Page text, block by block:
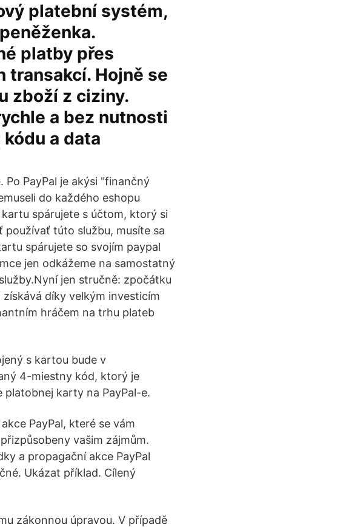
platební systém,
platby přes
transakcí. Hojně se
zboží z ciziny.
a bez nutnosti
a data
PayPal je akýsi "finančný
do každého eshopu
spárujete s účtom, ktorý si
túto službu, musíte sa
spárujete so svojím paypal
jen odkážeme na samostatný
jen stručně: zpočátku
díky velkým investicím
hráčem na trhu plateb
s kartou bude v
4-miestny kód, ktorý je
karty na PayPal-e.
PayPal, které se vám
vašim zájmům.
a propagační akce PayPal
Ukázat příklad. Cílený
zákonnou úpravou. V případě